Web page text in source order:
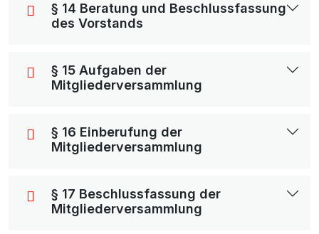
§ 14 Beratung und Beschlussfassung
des Vorstands
§ 15 Aufgaben der
Mitgliederversammlung
§ 16 Einberufung der
Mitgliederversammlung
§ 17 Beschlussfassung der
Mitgliederversammlung